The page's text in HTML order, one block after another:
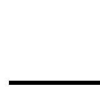
4 รางวัลใหญ่: ร